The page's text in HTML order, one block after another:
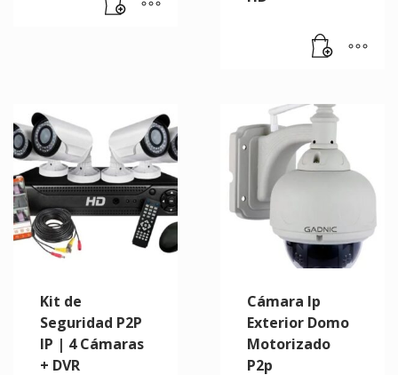
Kit de
Seguridad P2P
IP | 4 Cámaras
+ DVR
Cámara Ip
Exterior Domo
Motorizado
P2p